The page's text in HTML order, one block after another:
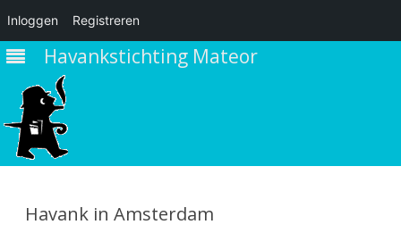
Havankstichting Mateor
de
Havank in Amsterdam
Inloggen Registreren